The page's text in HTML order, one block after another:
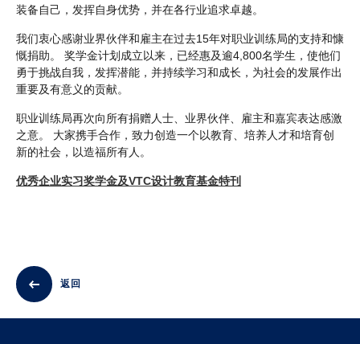
装备自己，发挥自身优势，并在各行业追求卓越。
我们衷心感谢业界伙伴和雇主在过去15年对职业训练局的支持和慷
慨捐助。 奖学金计划成立以来，已经惠及逾4,800名学生，使他们
勇于挑战自我，发挥潜能，并持续学习和成长，为社会的发展作出
重要及有意义的贡献。
职业训练局再次向所有捐赠人士、业界伙伴、雇主和嘉宾表达感激
之意。 大家携手合作，致力创造一个以教育、培养人才和培育创
新的社会，以造福所有人。
优秀企业实习奖学金及VTC设计教育基金特刊
返回